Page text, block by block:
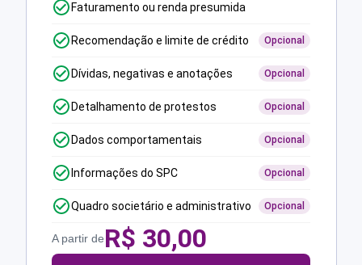
Faturamento ou renda presumida
Recomendação e limite de crédito Opcional
Dívidas, negativas e anotações Opcional
Detalhamento de protestos Opcional
Dados comportamentais Opcional
Informações do SPC Opcional
Quadro societário e administrativo Opcional
A partir deR$ 30,00